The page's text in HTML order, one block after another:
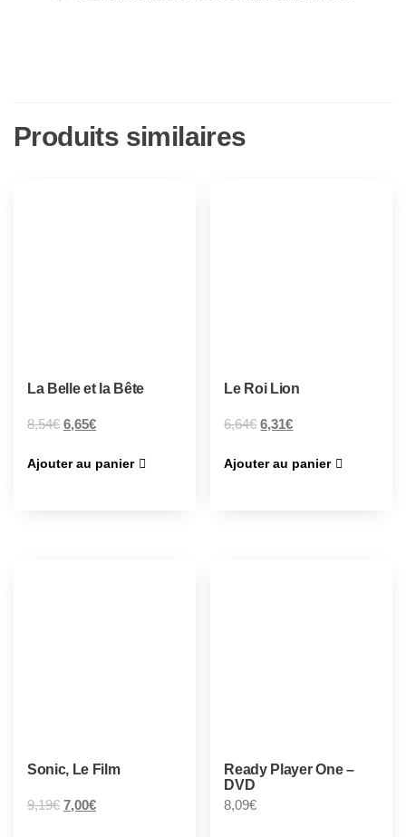
Produits similaires
La Belle et la Bête
8,54€ 6,65€
Ajouter au panier
Le Roi Lion
6,64€ 6,31€
Ajouter au panier
Sonic, Le Film
9,19€ 7,00€
Ready Player One –
DVD
8,09€